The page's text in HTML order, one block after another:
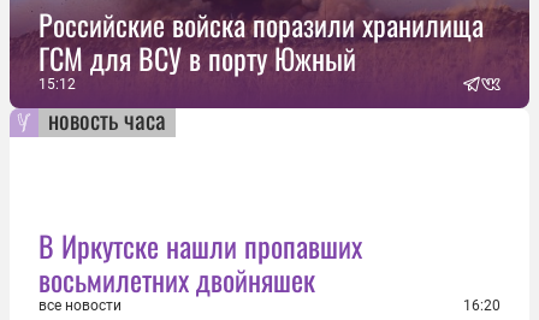
Российские войска поразили хранилища
ГСМ для ВСУ в порту Южный
15:12
новость часа
В Иркутске нашли пропавших
восьмилетних двойняшек
все новости 16:20